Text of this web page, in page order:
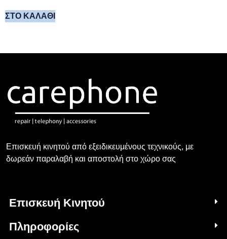
ΣΤΟ ΚΑΛΆΘΙ
Επισκευή κινητού από εξειδικευμένους τεχνικούς, με
δωρεάν παραλαβή και αποστολή στο χώρο σας
Επισκευή Κινητού
Πληροφορίες